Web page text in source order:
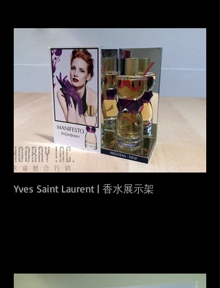
Yves Saint Laurent | 香水展示架